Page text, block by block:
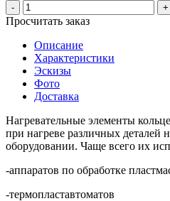
- +
Просчитать заказ
Описание
Характеристики
Эскизы
Фото
Доставка
Нагревательные элементы
при нагреве различных деталей
оборудовании. Чаще всего их
-аппаратов по обработке
-термопластавтоматов